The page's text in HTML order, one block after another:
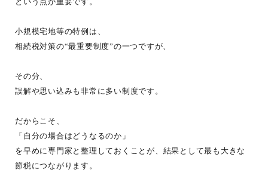
小規模宅地等の特例は、
相続税対策の“最重要制度”の一つですが、
その分、
誤解や思い込みも非常に多い制度です。
だからこそ、
「自分の場合はどうなるのか」
を早めに専門家と整理しておくことが、結果として最も大きな
節税につながります。